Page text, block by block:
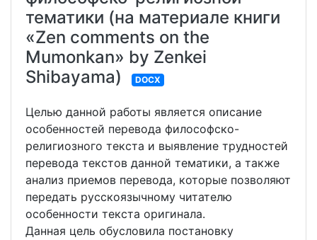
тематики (на материале книги
«Zen comments on the
Mumonkan» by Zenkei
Shibayama)
DOCX
Целью данной работы является описание
особенностей перевода философско-
религиозного текста и выявление трудностей
перевода текстов данной тематики, а также
анализ приемов перевода, которые позволяют
передать русскоязычному читателю
особенности текста оригинала.
Данная цель обусловила постановку